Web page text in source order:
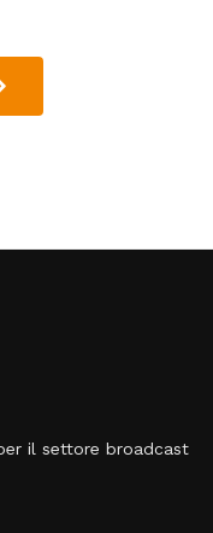
il settore broadcast